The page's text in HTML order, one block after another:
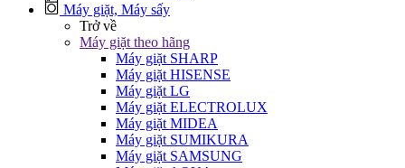
Máy giặt, Máy sấy
Trở về
Máy giặt theo hãng
Máy giặt SHARP
Máy giặt HISENSE
Máy giặt LG
Máy giặt ELECTROLUX
Máy giặt MIDEA
Máy giặt SUMIKURA
Máy giặt SAMSUNG